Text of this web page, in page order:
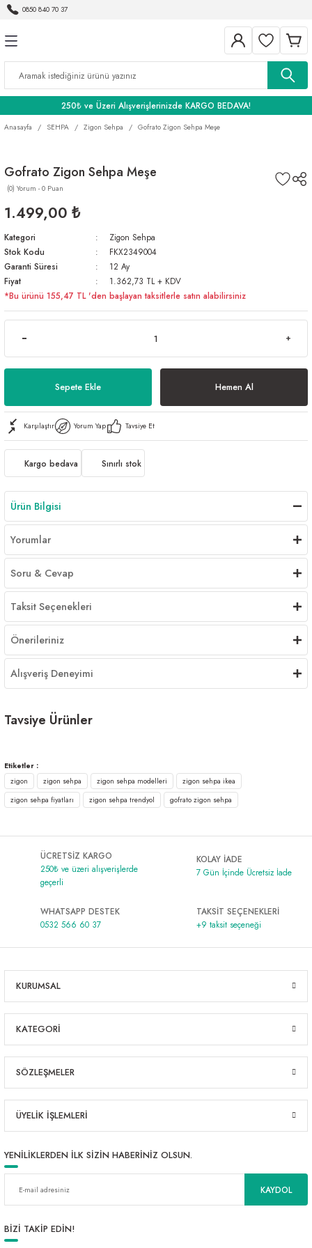
0850 840 70 37
250₺ ve Üzeri Alışverişlerinizde KARGO BEDAVA!
Anasayfa SEHPA Zigon Sehpa Gofrato Zigon Sehpa Meşe
Gofrato Zigon Sehpa Meşe
(0) Yorum - 0 Puan
1.499,00 ₺
Kategori
Zigon Sehpa
Stok Kodu
FKX2349004
Garanti Süresi
12 Ay
Fiyat
1.362,73 TL + KDV
*Bu ürünü 155,47 TL 'den başlayan taksitlerle satın alabilirsiniz
Sepete Ekle Hemen Al
Karşılaştır Yorum Yap Tavsiye Et
Kargo bedava Sınırlı stok
Ürün Bilgisi
Yorumlar
Soru & Cevap
Taksit Seçenekleri
Önerileriniz
Alışveriş Deneyimi
Tavsiye Ürünler
1.499,00 ₺ 1.499,00 ₺
Etiketler :
zigon
zigon sehpa zigon sehpa modelleri
zigon sehpa ikea
zigon sehpa fiyatları
zigon sehpa trendyol gofrato zigon sehpa
ÜCRETSİZ KARGO
250₺ ve üzeri alışverişlerde
geçerli
KOLAY İADE
7 Gün İçinde Ücretsiz İade
WHATSAPP DESTEK
0532 566 60 37
TAKSİT SEÇENEKLERİ
+9 taksit seçeneği
KURUMSAL
KATEGORİ
SÖZLEŞMELER
ÜYELİK İŞLEMLERİ
YENİLİKLERDEN İLK SİZİN HABERİNİZ OLSUN.
KAYDOL
BİZİ TAKİP EDİN!